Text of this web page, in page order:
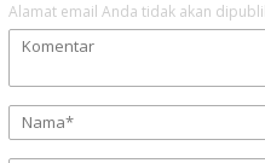
Alamat email Anda tidak akan